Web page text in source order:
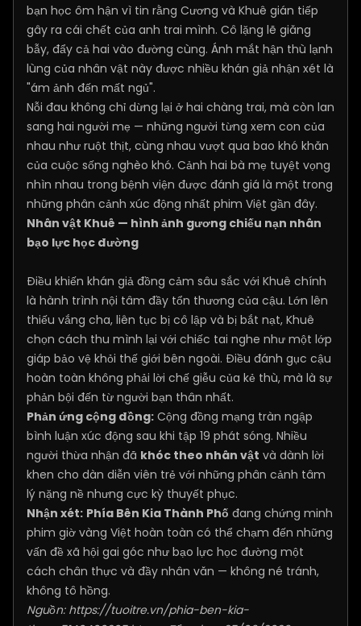
bạn học ôm hận vì tin rằng Cương và Khuê gián tiếp
gây ra cái chết của anh trai mình. Cô lặng lẽ giăng
bẫy, đẩy cả hai vào đường cùng. Ánh mắt hận thù lạnh
lùng của nhân vật này được nhiều khán giả nhận xét là
"ám ảnh đến mất ngủ".
Nỗi đau không chỉ dừng lại ở hai chàng trai, mà còn lan
sang hai người mẹ — những người từng xem con của
nhau như ruột thịt, cùng nhau vượt qua bao khó khăn
của cuộc sống nghèo khó. Cảnh hai bà mẹ tuyệt vọng
nhìn nhau trong bệnh viện được đánh giá là một trong
những phân cảnh xúc động nhất phim Việt gần đây.
Nhân vật Khuê — hình ảnh gương chiếu nạn nhân
bạo lực học đường
Điều khiến khán giả đồng cảm sâu sắc với Khuê chính
là hành trình nội tâm đầy tổn thương của cậu. Lớn lên
thiếu vắng cha, liên tục bị cô lập và bị bắt nạt, Khuê
chọn cách thu mình lại với chiếc tai nghe như một lớp
giáp bảo vệ khỏi thế giới bên ngoài. Điều đánh gục cậu
hoàn toàn không phải lời chế giễu của kẻ thù, mà là sự
phản bội đến từ người bạn thân nhất.
Phản ứng cộng đồng: Cộng đồng mạng tràn ngập
bình luận xúc động sau khi tập 19 phát sóng. Nhiều
người thừa nhận đã khóc theo nhân vật và dành lời
khen cho dàn diễn viên trẻ với những phân cảnh tâm
lý nặng nề nhưng cực kỳ thuyết phục.
Nhận xét: Phía Bên Kia Thành Phố đang chứng minh
phim giờ vàng Việt hoàn toàn có thể chạm đến những
vấn đề xã hội gai góc như bạo lực học đường một
cách chân thực và đầy nhân văn — không né tránh,
không tô hồng.
Nguồn: https://tuoitre.vn/phia-ben-kia-